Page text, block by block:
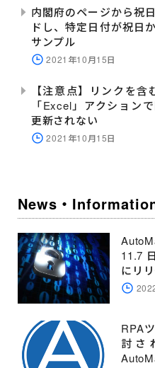
内閣府のページから祝
ドし、特定日付が祝日
サンプル
2021年10月15日
【注意点】リンクを
「Excel」アクション
更新されない
2021年10月15日
News・
11.7
にリ
RPA
討さ